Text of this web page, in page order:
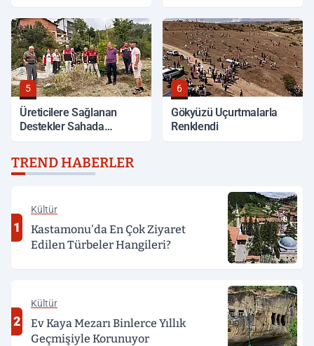
5
Üreticilere Sağlanan
Destekler Sahada
6
Gökyüzü Uçurtmalarla
Renklendi
TREND HABERLER
1
Kültür
Kastamonu'da En Çok Ziyaret
Edilen Türbeler Hangileri?
2
Kültür
Ev Kaya Mezarı Binlerce Yıllık
Geçmişiyle Korunuyor